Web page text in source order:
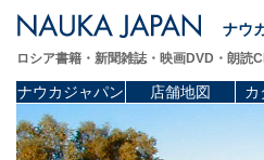
ナウ
ロシア書籍・新聞雑誌・映画DVD・朗
ナウカジャパン 店舗地図 カ